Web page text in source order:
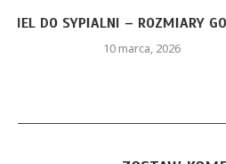
CZERWONA SUKIENKA Z
STYLU...